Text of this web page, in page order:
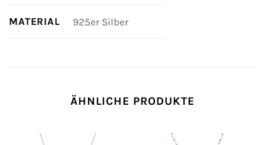
MATERIAL 925er Silber
ÄHNLICHE PRODUKTE